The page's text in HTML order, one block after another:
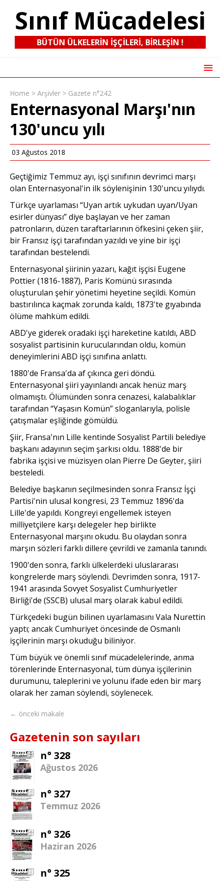
Sınıf Mücadelesi
BÜTÜN ÜLKELERIN IŞÇILERI, BIRLEŞIN !
Home > Arşivler > Gazete n°242
Enternasyonal Marşı'nın
130'uncu yılı
03 Ağustos 2018
Geçtiğimiz Temmuz ayı, işçi sınıfının devrimci marşı
olan Enternasyonal'in ilk söylenişinin 130'uncu yılıydı.
Türkçe uyarlaması “Uyan artık uykudan uyan/Uyan
esirler dünyası” diye başlayan ve her zaman
patronların, düzen taraftarlarının öfkesini çeken şiir,
bir Fransız işçi tarafından yazıldı ve yine bir işçi
tarafından bestelendi.
Enternasyonal şiirinin yazarı, kağıt işçisi Eugene
Pottier (1816-1887), Paris Komünü sırasında
oluşturulan şehir yönetimi heyetine seçildi. Komün
bastırılınca kaçmak zorunda kaldı, 1873'te gıyabında
ölüme mahküm edildi.
ABD'ye giderek oradaki işçi hareketine katıldı, ABD
sosyalist partisinin kurucularından oldu, komün
deneyimlerini ABD işçi sınıfına anlattı.
1880'de Fransa'da af çıkınca geri döndü.
Enternasyonal şiiri yayınlandı ancak henüz marş
olmamıştı. Ölümünden sonra cenazesi, kalabalıklar
tarafından “Yaşasın Komün” sloganlarıyla, polisle
çatışmalar eşliğinde gömüldü.
Şiir, Fransa'nın Lille kentinde Sosyalist Partili belediye
başkanı adayının seçim şarkısı oldu. 1888'de bir
fabrika işçisi ve müzisyen olan Pierre De Geyter, şiiri
besteledi.
Belediye başkanın seçilmesinden sonra Fransız İşçi
Partisi'nin ulusal kongresi, 23 Temmuz 1896'da
Lille'de yapıldı. Kongreyi engellemek isteyen
milliyetçilere karşı delegeler hep birlikte
Enternasyonal marşını okudu. Bu olaydan sonra
marşın sözleri farklı dillere çevrildi ve zamanla tanındı.
1900'den sonra, farklı ülkelerdeki uluslararası
kongrelerde marş söylendi. Devrimden sonra, 1917-
1941 arasında Sovyet Sosyalist Cumhuriyetler
Birliği'de (SSCB) ulusal marş olarak kabul edildi.
Türkçedeki bugün bilinen uyarlamasını Vala Nurettin
yaptı; ancak Cumhuriyet öncesinde de Osmanlı
işçilerinin marşı okuduğu biliniyor.
Tüm büyük ve önemli sınıf mücadelelerinde, anma
törenlerinde Enternasyonal, tüm dünya işçilerinin
durumunu, taleplerini ve yolunu ifade eden bir marş
olarak her zaman söylendi, söylenecek.
← önceki makale
Gazetenin son sayıları
n° 328
Ağustos 2026
n° 327
Temmuz 2026
n° 326
Haziran 2026
n° 325